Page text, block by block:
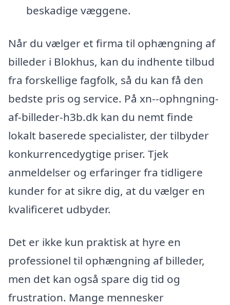
beskadige væggene.
Når du vælger et firma til ophængning af
billeder i Blokhus, kan du indhente tilbud
fra forskellige fagfolk, så du kan få den
bedste pris og service. På xn--ophngning-
af-billeder-h3b.dk kan du nemt finde
lokalt baserede specialister, der tilbyder
konkurrencedygtige priser. Tjek
anmeldelser og erfaringer fra tidligere
kunder for at sikre dig, at du vælger en
kvalificeret udbyder.
Det er ikke kun praktisk at hyre en
professionel til ophængning af billeder,
men det kan også spare dig tid og
frustration. Mange mennesker